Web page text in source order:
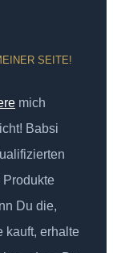
SEITE!
mich
Babsi
Produkte
Du die,
kauft, erhalte